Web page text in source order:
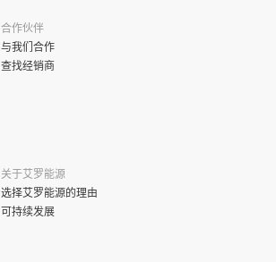
合作伙伴
与我们合作
查找经销商
关于艾罗能源
选择艾罗能源的理由
可持续发展